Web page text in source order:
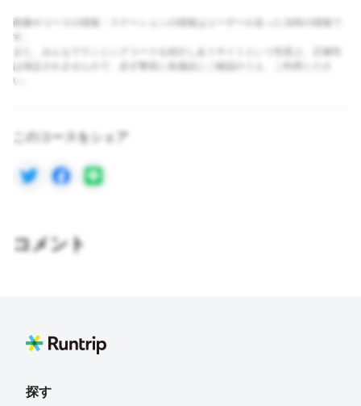
画像やコースの情報・ステーションの情報はユーザーが走った当時の情報で
す。
また、みんなでランニングコースを紹介しあうサイトという性質上、正確性
は保証されませんので、必ず事前に各施設にご確認のうえ、ご利用くださ
い。
このコースをシェア
コメント
探す